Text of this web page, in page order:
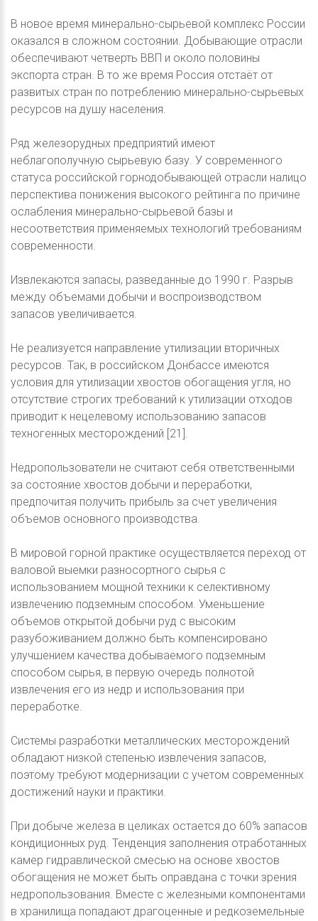
В новое время минерально-сырьевой комплекс России
оказался в сложном состоянии. Добывающие отрасли
обеспечивают четверть ВВП и около половины
экспорта стран. В то же время Россия отстаёт от
развитых стран по потреблению минерально-сырьевых
ресурсов на душу населения.
Ряд железорудных предприятий имеют
неблагополучную сырьевую базу. У современного
статуса российской горнодобывающей отрасли налицо
перспектива понижения высокого рейтинга по причине
ослабления минерально-сырьевой базы и
несоответствия применяемых технологий требованиям
современности.
Извлекаются запасы, разведанные до 1990 г. Разрыв
между объемами добычи и воспроизводством
запасов увеличивается.
Не реализуется направление утилизации вторичных
ресурсов. Так, в российском Донбассе имеются
условия для утилизации хвостов обогащения угля, но
отсутствие строгих требований к утилизации отходов
приводит к нецелевому использованию запасов
техногенных месторождений [21].
Недропользователи не считают себя ответственными
за состояние хвостов добычи и переработки,
предпочитая получить прибыль за счет увеличения
объемов основного производства.
В мировой горной практике осуществляется переход от
валовой выемки разносортного сырья с
использованием мощной техники к селективному
извлечению подземным способом. Уменьшение
объемов открытой добычи руд с высоким
разубоживанием должно быть компенсировано
улучшением качества добываемого подземным
способом сырья, в первую очередь полнотой
извлечения его из недр и использования при
переработке.
Системы разработки металлических месторождений
обладают низкой степенью извлечения запасов,
поэтому требуют модернизации с учетом современных
достижений науки и практики.
При добыче железа в целиках остается до 60% запасов
кондиционных руд. Тенденция заполнения отработанных
камер гидравлической смесью на основе хвостов
обогащения не может быть оправдана с точки зрения
недропользования. Вместе с железными компонентами
в хранилища попадают драгоценные и редкоземельные